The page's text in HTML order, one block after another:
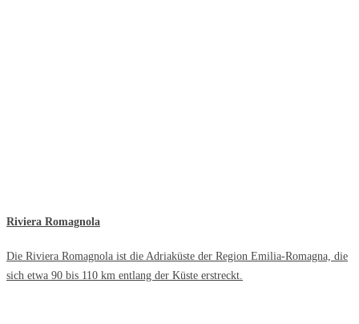
Riviera Romagnola
Die Riviera Romagnola ist die Adriaküste der Region Emilia-Romagna, die
sich etwa 90 bis 110 km entlang der Küste erstreckt.